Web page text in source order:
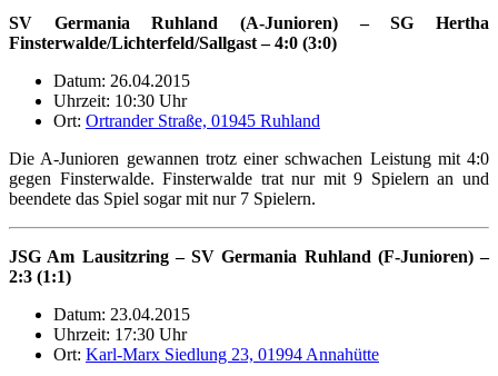
SV Germania Ruhland (A-Junioren) – SG Hertha
Finsterwalde/Lichterfeld/Sallgast – 4:0 (3:0)
Datum: 26.04.2015
Uhrzeit: 10:30 Uhr
Ort: Ortrander Straße, 01945 Ruhland
Die A-Junioren gewannen trotz einer schwachen Leistung mit 4:0
gegen Finsterwalde. Finsterwalde trat nur mit 9 Spielern an und
beendete das Spiel sogar mit nur 7 Spielern.
JSG Am Lausitzring – SV Germania Ruhland (F-Junioren) –
2:3 (1:1)
Datum: 23.04.2015
Uhrzeit: 17:30 Uhr
Ort: Karl-Marx Siedlung 23, 01994 Annahütte